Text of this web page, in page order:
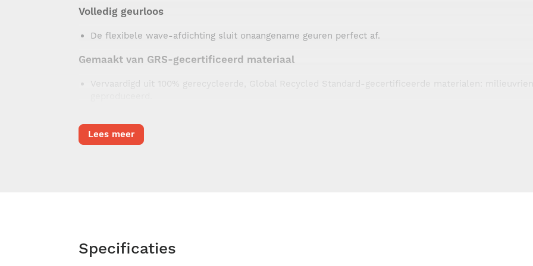
Volledig geurloos
De flexibele wave-afdichting sluit onaangename geuren perfect af.
Gemaakt van GRS-gecertificeerd materiaal
Vervaardigd uit 100% gerecycleerde, Global Recycled Standard-gecertificeerde materialen:
Reinig met een doekje of geschikt voor de vaatwasser.
De zakken zijn vervaardigd uit herbruikbare materialen met aandacht voor het milieu. Ze zijn
Lees meer
Specificaties